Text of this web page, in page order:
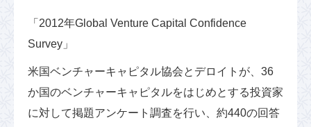
「2012年Global Venture Capital Confidence
Survey」
米国ベンチャーキャピタル協会とデロイトが、36
か国のベンチャーキャピタルをはじめとする投資家
に対して掲題アンケート調査を行い、約440の回答